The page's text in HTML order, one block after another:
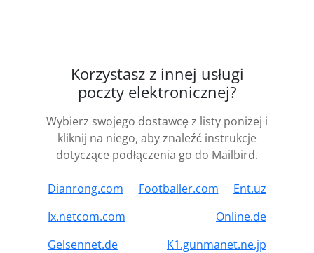
Korzystasz z innej usługi
poczty elektronicznej?
Wybierz swojego dostawcę z listy poniżej i
kliknij na niego, aby znaleźć instrukcje
dotyczące podłączenia go do Mailbird.
Dianrong.com Footballer.com
Ent.uz
Ix.netcom.com
Online.de
Gelsennet.de
K1.gunmanet.ne.jp